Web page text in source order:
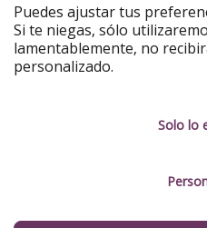
Puedes ajustar tus
Si te niegas, sólo
lamentablemente, no
personalizado.
Solo lo